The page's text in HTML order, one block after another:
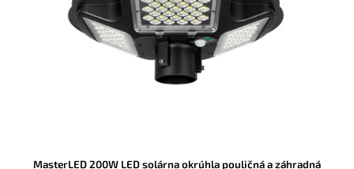
MasterLED 200W LED solárna okrúhla pouličná a záhradná